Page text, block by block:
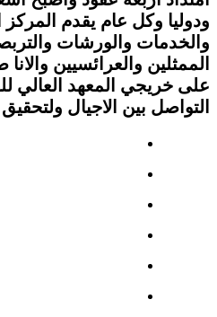
ودوليا وكل عام يقدم
والخدمات والورشات
الممثلين والعرائسيين
على خريجي المعهد العالي
التواصل بين الاجيال